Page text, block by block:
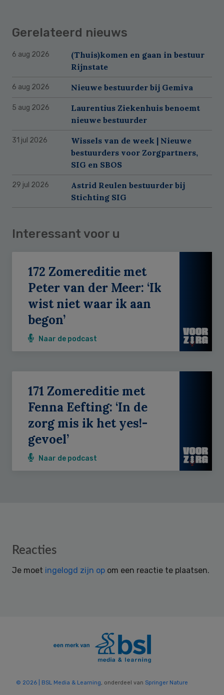
Gerelateerd nieuws
6 aug 2026
(Thuis)komen en gaan in bestuur
Rijnstate
6 aug 2026 Nieuwe bestuurder bij Gemiva
5 aug 2026
Laurentius Ziekenhuis benoemt
nieuwe bestuurder
31 jul 2026
Wissels van de week | Nieuwe
bestuurders voor Zorgpartners,
SIG en SBOS
29 jul 2026
Astrid Reulen bestuurder bij
Stichting SIG
Interessant voor u
172 Zomereditie met
Peter van der Meer: ‘Ik
wist niet waar ik aan
begon’
Naar de podcast
171 Zomereditie met
Fenna Eefting: ‘In de
zorg mis ik het yes!-
gevoel’
Naar de podcast
Reader
Reacties
Je moet ingelogd zijn op om een reactie te plaatsen.
© 2026 | BSL Media & Learning, onderdeel van Springer Nature